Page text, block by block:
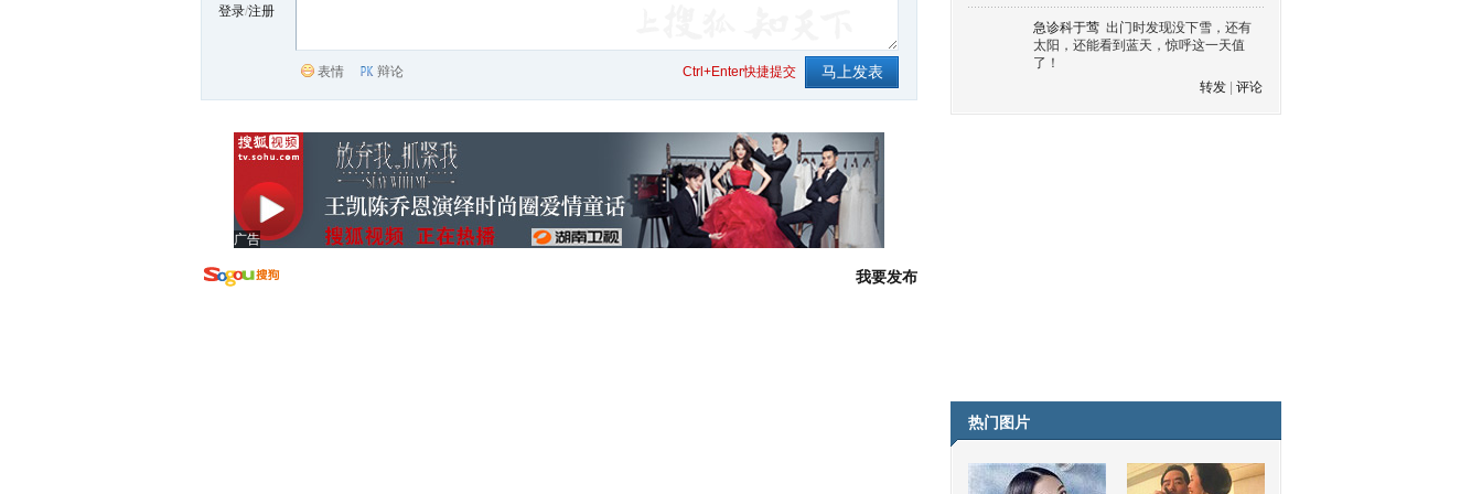
登录/注册
表情 辩论 Ctrl+Enter快捷提交
广告
我要发布
急诊科于莺 出门时发现没下雪，还有
太阳，还能看到蓝天，惊呼这一天值
了！
转发
评论
热门图片